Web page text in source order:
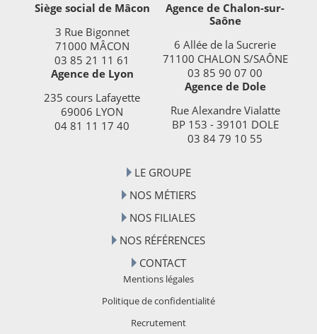
Siège social de Mâcon
3 Rue Bigonnet
71000 MÂCON
03 85 21 11 61
Agence de Lyon
235 cours Lafayette
69006 LYON
04 81 11 17 40
Agence de Chalon-sur-
Saône
6 Allée de la Sucrerie
71100 CHALON S/SAÔNE
03 85 90 07 00
Agence de Dole
Rue Alexandre Vialatte
BP 153 - 39101 DOLE
03 84 79 10 55
LE GROUPE
NOS MÉTIERS
NOS FILIALES
NOS RÉFÉRENCES
CONTACT
Mentions légales
Politique de confidentialité
Recrutement